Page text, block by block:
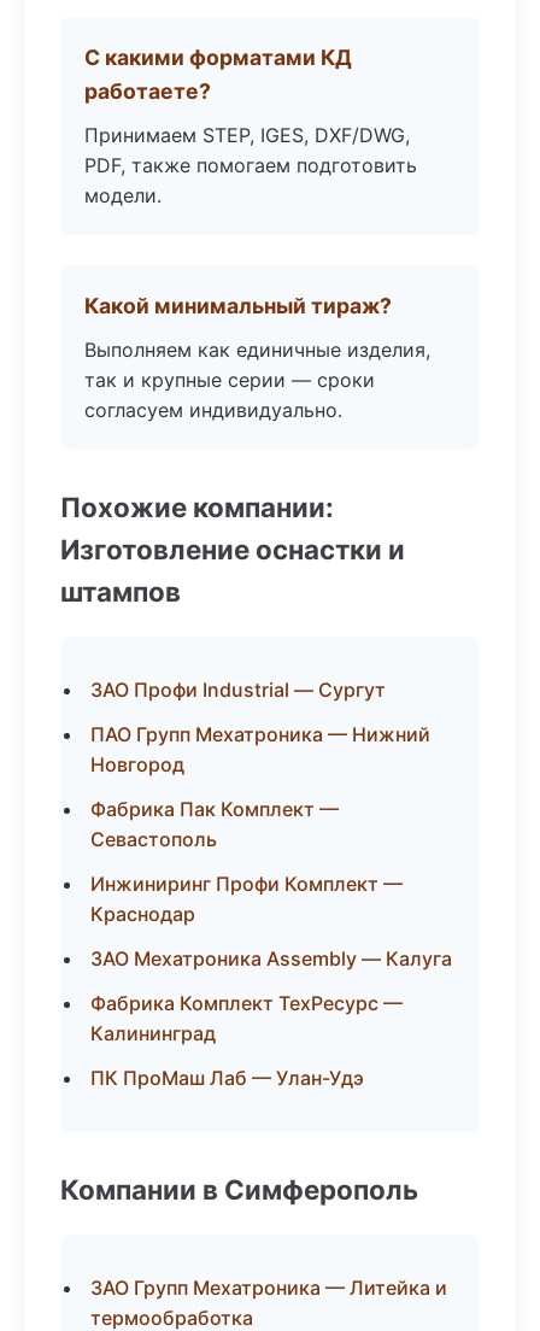
С какими форматами КД
работаете?
Принимаем STEP, IGES, DXF/DWG,
PDF, также помогаем подготовить
модели.
Какой минимальный тираж?
Выполняем как единичные изделия,
так и крупные серии — сроки
согласуем индивидуально.
Похожие компании:
Изготовление оснастки и
штампов
ЗАО Профи Industrial — Сургут
ПАО Групп Мехатроника — Нижний
Новгород
Фабрика Пак Комплект —
Севастополь
Инжиниринг Профи Комплект —
Краснодар
ЗАО Мехатроника Assembly — Калуга
Фабрика Комплект ТехРесурс —
Калининград
ПК ПроМаш Лаб — Улан-Удэ
Компании в Симферополь
ЗАО Групп Мехатроника — Литейка и
термообработка